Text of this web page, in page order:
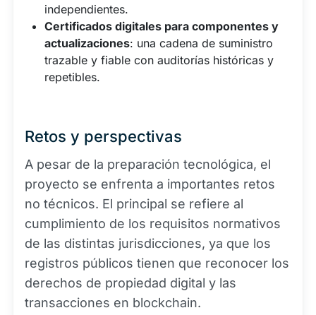
independientes.
Certificados digitales para componentes y
actualizaciones: una cadena de suministro
trazable y fiable con auditorías históricas y
repetibles.
Retos y perspectivas
A pesar de la preparación tecnológica, el
proyecto se enfrenta a importantes retos
no técnicos. El principal se refiere al
cumplimiento de los requisitos normativos
de las distintas jurisdicciones, ya que los
registros públicos tienen que reconocer los
derechos de propiedad digital y las
transacciones en blockchain.